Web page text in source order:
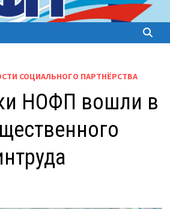
СОЦИАЛЬНОГО ПАРТНЁРСТВА
НОФП вошли в